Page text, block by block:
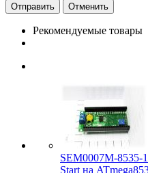
Отменить
Рекомендуемые товары
SEM0007M-8535-
Start на